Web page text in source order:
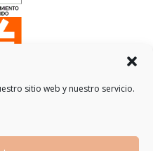
sitio web y nuestro servicio.